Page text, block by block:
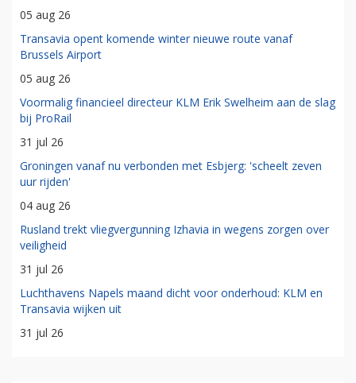
05 aug 26
Transavia opent komende winter nieuwe route vanaf
Brussels Airport
05 aug 26
Voormalig financieel directeur KLM Erik Swelheim aan de slag
bij ProRail
31 jul 26
Groningen vanaf nu verbonden met Esbjerg: 'scheelt zeven
uur rijden'
04 aug 26
Rusland trekt vliegvergunning Izhavia in wegens zorgen over
veiligheid
31 jul 26
Luchthavens Napels maand dicht voor onderhoud: KLM en
Transavia wijken uit
31 jul 26